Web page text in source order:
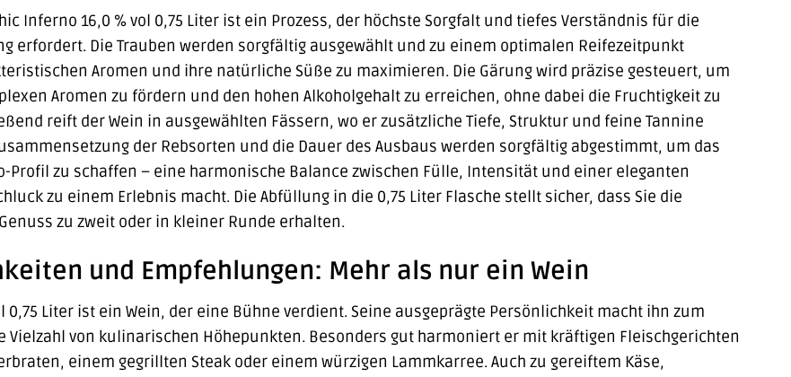
Inferno 16,0 % vol 0,75 Liter ist ein Prozess, der höchste Sorgfalt und tiefes Verständnis für die
erfordert. Die Trauben werden sorgfältig ausgewählt und zu einem optimalen Reifezeitpunkt
Aromen und ihre natürliche Süße zu maximieren. Die Gärung wird präzise gesteuert, um
Aromen zu fördern und den hohen Alkoholgehalt zu erreichen, ohne dabei die Fruchtigkeit zu
reift der Wein in ausgewählten Fässern, wo er zusätzliche Tiefe, Struktur und feine Tannine
der Rebsorten und die Dauer des Ausbaus werden sorgfältig abgestimmt, um das
Profil zu schaffen – eine harmonische Balance zwischen Fülle, Intensität und einer eleganten
zu einem Erlebnis macht. Die Abfüllung in die 0,75 Liter Flasche stellt sicher, dass Sie die
zu zweit oder in kleiner Runde erhalten.
und Empfehlungen: Mehr als nur ein Wein
0,75 Liter ist ein Wein, der eine Bühne verdient. Seine ausgeprägte Persönlichkeit macht ihn zum
Vielzahl von kulinarischen Höhepunkten. Besonders gut harmoniert er mit kräftigen Fleischgerichten
einem gegrillten Steak oder einem würzigen Lammkarree. Auch zu gereiftem Käse,